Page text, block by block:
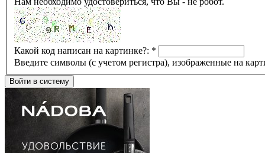
Какой код написан на картинке?: *
Введите символы (с учетом регистра), изображенные на